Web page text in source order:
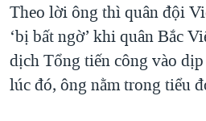
Theo lời ông thì quân đội
‘bị bất ngờ’ khi quân Bắc
dịch Tổng tiến công vào
lúc đó, ông nằm trong tiểu